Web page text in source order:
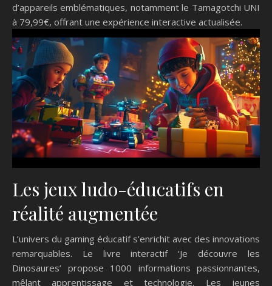
d’appareils emblématiques, notamment le Tamagotchi UNI
à 79,99€, offrant une expérience interactive actualisée.
Les jeux ludo-éducatifs en
réalité augmentée
L’univers du gaming éducatif s’enrichit avec des innovations
remarquables. Le livre interactif ‘Je découvre les
Dinosaures’ propose 1000 informations passionnantes,
mêlant apprentissage et technologie. Les jeunes